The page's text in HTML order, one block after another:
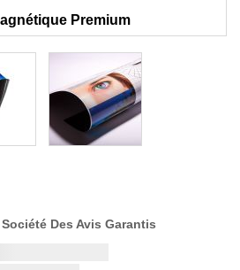
Premium
Société Des Avis Garantis